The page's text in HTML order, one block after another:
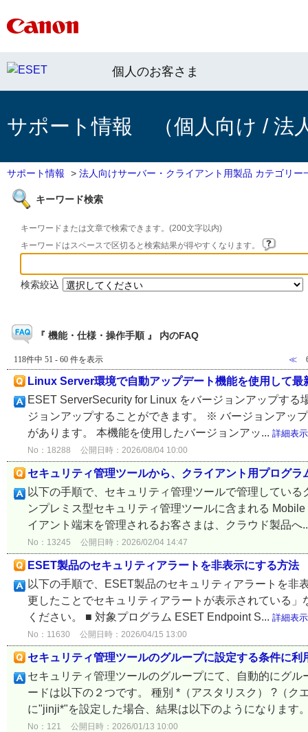
個人のお客さま
サポート情報 （個人向け / 法
サポート情報 > 法人向けサーバー・クライアント用製品 カテゴリー
キーワード検索
キーワードまたは文章で検索できます。(200文字以内)
キーワードはスペースで区切ると検索結果が得やすくなります。
検索絞込
『 機能・仕様・操作手順 』 内のFAQ
118件中 51 - 60 件を表示 ≪
Linux Server環境で自動アップデート機能を使用して
ESET ServerSecurity for Linux をバージョンアップす
ジョンアップすることができます。 ※ バージョンアッ
があります。 本機能を使用したバージョンアッ... 詳細表示
No：18288 公開日時：2026/08/04 10:00
セキュリティ管理ツールから、クライアント用プログ
以下の手順で、セキュリティ管理ツールで管理してい
ンプレミス型セキュリティ管理ツールに含まれる
イアント端末を管理されるお客さまは、クラウド製品へ
No：13245 公開日時：2026/02/04 14:47
ESET製品のセキュリティアラートを非表示にする方法
以下の手順で、ESET製品のセキュリティアラートを
更したことでセキュリティアラートが表示されている
ください。 ■ 対象プログラム ESET Endpoint S... 詳細表示
No：11630 公開日時：2026/04/15 13:00
セキュリティ管理ツールのグループに設定する条件に利
セキュリティ管理ツールのグループにて、自動的にグ
ードは以下の２つです。 種別 *（アスタリスク） ?（ク
に"jinji*"を設定した場合、結果は以下のようになります
No：121 公開日時：2026/01/13 10:00